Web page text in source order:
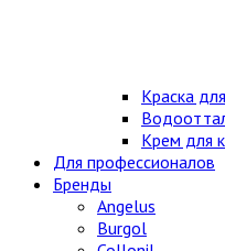
Краска
Крем для
Для профессионалов
Бренды
Angelus
Burgol